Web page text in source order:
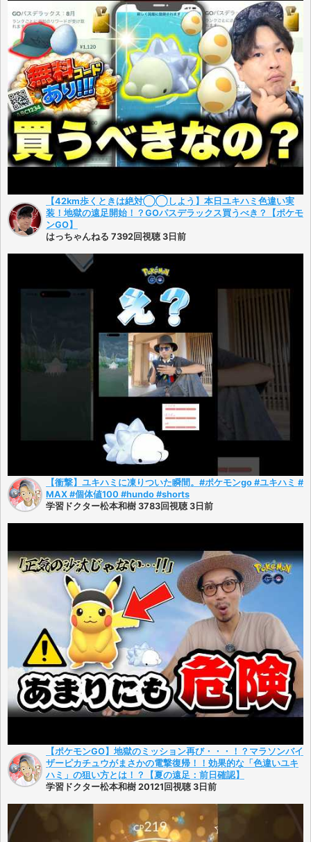
【42km歩くときは絶対◯◯しよう】本日ユキハミ色違い実
装！地獄の遠足開始！？GOパスデラックス買うべき？【ポケモ
ンGO】
はっちゃんねる 7392回視聴 3日前
【衝撃】ユキハミに凍りついた瞬間。#ポケモンgo #ユキハミ #
MAX #個体値100 #hundo #shorts
学習ドクター松本和樹 3783回視聴 3日前
【ポケモンGO】地獄のミッション再び・・・！？マラソンバイ
ザーピカチュウがまさかの電撃復帰！！効果的な「色違いユキ
ハミ」の狙い方とは！？【夏の遠足：前日確認】
学習ドクター松本和樹 20121回視聴 3日前